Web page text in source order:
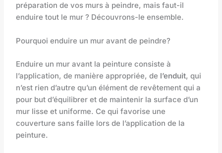
préparation de vos murs à peindre, mais faut-il
enduire tout le mur ? Découvrons-le ensemble.
Pourquoi enduire un mur avant de peindre?
Enduire un mur avant la peinture consiste à
l’application, de manière appropriée, de l’enduit, qui
n’est rien d’autre qu’un élément de revêtement qui a
pour but d’équilibrer et de maintenir la surface d’un
mur lisse et uniforme. Ce qui favorise une
couverture sans faille lors de l’application de la
peinture.